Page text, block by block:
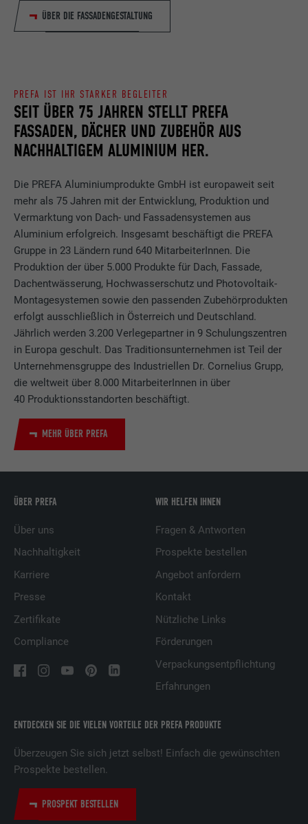
ÜBER DIE FASSADENGESTALTUNG
SEIT ÜBER 75 JAHREN STELLT PREFA
FASSADEN, DÄCHER UND ZUBEHÖR AUS
NACHHALTIGEM ALUMINIUM HER.
PREFA IST IHR STARKER BEGLEITER
Die PREFA Aluminiumprodukte GmbH ist europaweit seit
mehr als 75 Jahren mit der Entwicklung, Produktion und
Vermarktung von Dach- und Fassadensystemen aus
Aluminium erfolgreich. Insgesamt beschäftigt die PREFA
Gruppe in 23 Ländern rund 640 MitarbeiterInnen. Die
Produktion der über 5.000 Produkte für Dach, Fassade,
Dachentwässerung, Hochwasserschutz und Photovoltaik-
Montagesystemen sowie den passenden Zubehörprodukten
erfolgt ausschließlich in Österreich und Deutschland.
Jährlich werden 3.200 Verlegepartner in 9 Schulungszentren
in Europa geschult. Das Traditionsunternehmen ist Teil der
Unternehmensgruppe des Industriellen Dr. Cornelius Grupp,
die weltweit über 8.000 MitarbeiterInnen in über
40 Produktionsstandorten beschäftigt.
MEHR ÜBER PREFA
ENTDECKEN SIE DIE VIELEN VORTEILE DER PREFA PRODUKTE
Überzeugen Sie sich jetzt selbst! Einfach die gewünschten
Prospekte bestellen.
PROSPEKT BESTELLEN
ÜBER PREFA
Über uns
Nachhaltigkeit
Karriere
Presse
Zertifikate
Compliance
WIR HELFEN IHNEN
Fragen & Antworten
Prospekte bestellen
Angebot anfordern
Kontakt
Nützliche Links
Förderungen
Verpackungsentpflichtung
Erfahrungen